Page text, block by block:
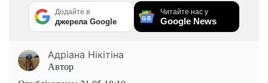
Додайте в
джерела Google
Читайте нас у
Google News
Адріана Нікітіна
Автор